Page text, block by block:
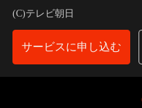
ぎ、森山卓（高嶋政伸）が院
伝いでブータンに行っていた
と…。
(C)テレビ朝日
サービスに申し込む